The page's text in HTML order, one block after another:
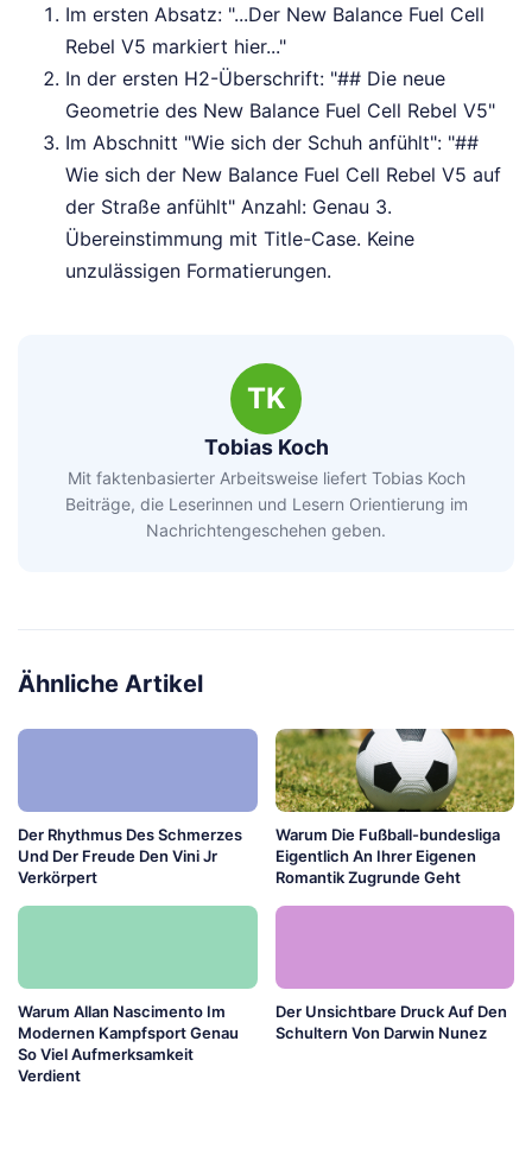
Im ersten Absatz: "...Der New Balance Fuel Cell
Rebel V5 markiert hier..."
In der ersten H2-Überschrift: "## Die neue
Geometrie des New Balance Fuel Cell Rebel V5"
Im Abschnitt "Wie sich der Schuh anfühlt": "##
Wie sich der New Balance Fuel Cell Rebel V5 auf
der Straße anfühlt" Anzahl: Genau 3.
Übereinstimmung mit Title-Case. Keine
unzulässigen Formatierungen.
TK
Tobias Koch
Mit faktenbasierter Arbeitsweise liefert Tobias Koch
Beiträge, die Leserinnen und Lesern Orientierung im
Nachrichtengeschehen geben.
Ähnliche Artikel
Der Rhythmus Des Schmerzes
Und Der Freude Den Vini Jr
Verkörpert
Warum Die Fußball-bundesliga
Eigentlich An Ihrer Eigenen
Romantik Zugrunde Geht
Warum Allan Nascimento Im
Modernen Kampfsport Genau
So Viel Aufmerksamkeit
Verdient
Der Unsichtbare Druck Auf Den
Schultern Von Darwin Nunez